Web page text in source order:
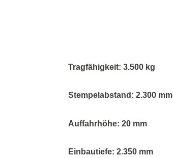
Tragfähigkeit: 3.500 kg
Stempelabstand: 2.300 mm
Auffahrhöhe: 20 mm
Einbautiefe: 2.350 mm